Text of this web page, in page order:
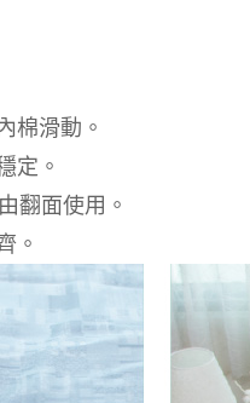
棉滑動。
定。
翻面使用。
。